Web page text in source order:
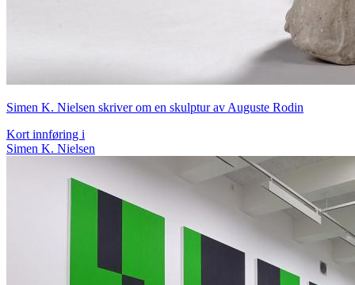
Simen K. Nielsen skriver om en skulptur av Auguste Rodin
Kort innføring i
Simen K. Nielsen